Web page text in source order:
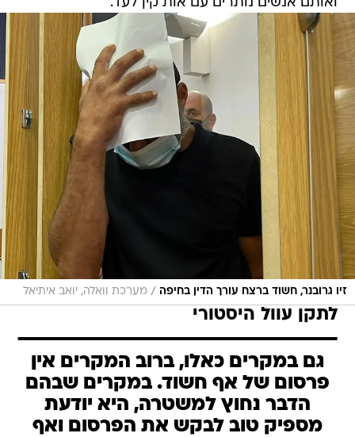
זיו גרובנר, חשוד ברצח עורך הדין בחיפה / מערכת וואלה, יואב איתיאל
לתקן עוול היסטורי
גם במקרים כאלו, ברוב המקרים אין
פרסום של אף חשוד. במקרים שבהם
הדבר נחוץ למשטרה, היא יודעת
מספיק טוב לבקש את הפרסום ואף